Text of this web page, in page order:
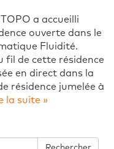
a accueilli
ouverte dans le
Fluidité.
fil de cette résidence
en direct dans la
résidence jumelée à
la suite »